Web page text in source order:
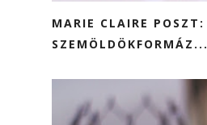
MARIE CLAIRE POSZT:
SZEMÖLDÖKFORMÁZ...